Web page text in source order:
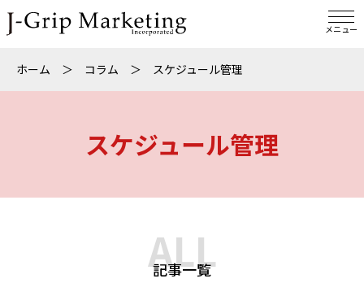
メニュー
ホーム ＞ コラム ＞ スケジュール管理
スケジュール管理
ALL
記事一覧